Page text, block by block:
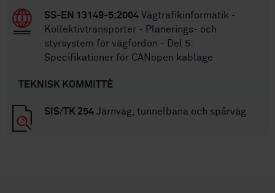
SS-EN 13149-5:2004 Vägtrafikinformatik -
Kollektivtransporter - Planerings- och
styrsystem för vägfordon - Del 5:
Specifikationer för CANopen kablage
TEKNISK KOMMITTÉ
SIS/TK 254 Järnväg, tunnelbana och spårväg